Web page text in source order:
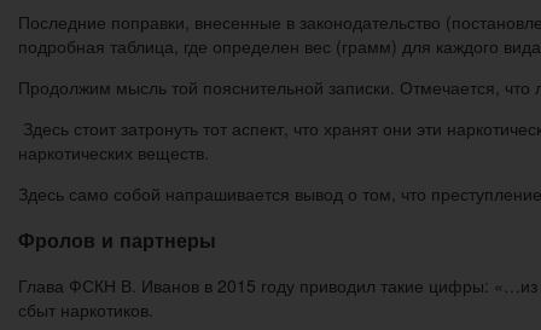
Последние поправки, внесенные в законодательство
подробная таблица, где определен вес (грамм) для каждого
Продолжим мысль той пояснительной записки. Отмечается,
Здесь стоит затронуть тот аспект, что хранят они эти
наркотических веществ.
Здесь само собой напрашивается вывод о том, что
Фролов и партнеры
Глава ФСКН В. Иванов в 2015 году приводил такие цифры:
сбыт наркотиков.